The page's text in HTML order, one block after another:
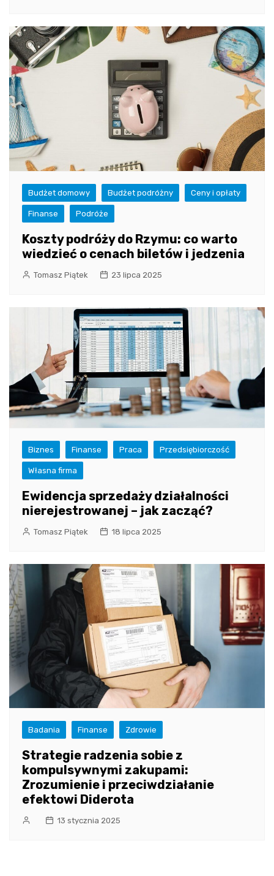
Budżet domowy Budżet podróżny Ceny i opłaty
Finanse Podróże
Koszty podróży do Rzymu: co warto
wiedzieć o cenach biletów i jedzenia
Tomasz Piątek 23 lipca 2025
Biznes Finanse Praca Przedsiębiorczość
Własna firma
Ewidencja sprzedaży działalności
nierejestrowanej – jak zacząć?
Tomasz Piątek 18 lipca 2025
Badania Finanse Zdrowie
Strategie radzenia sobie z
kompulsywnymi zakupami:
Zrozumienie i przeciwdziałanie
efektowi Diderota
13 stycznia 2025